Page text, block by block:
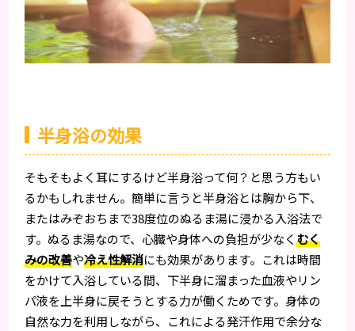
半身浴の効果
そもそもよく耳にするけど半身浴って何？と思う方もい
るかもしれません。簡単に言うと半身浴とは胸から下、
またはみぞおちまで38度位のぬるま湯に浸かる入浴法で
す。ぬるま湯なので、心臓や身体への負担が少なくむく
みの改善や冷え性解消にも効果があります。これは時間
をかけて入浴している間、下半身に溜まった血液やリン
パ液を上半身に戻そうとする力が働くためです。身体の
自然な力を利用しながら、これによる発汗作用で余分な